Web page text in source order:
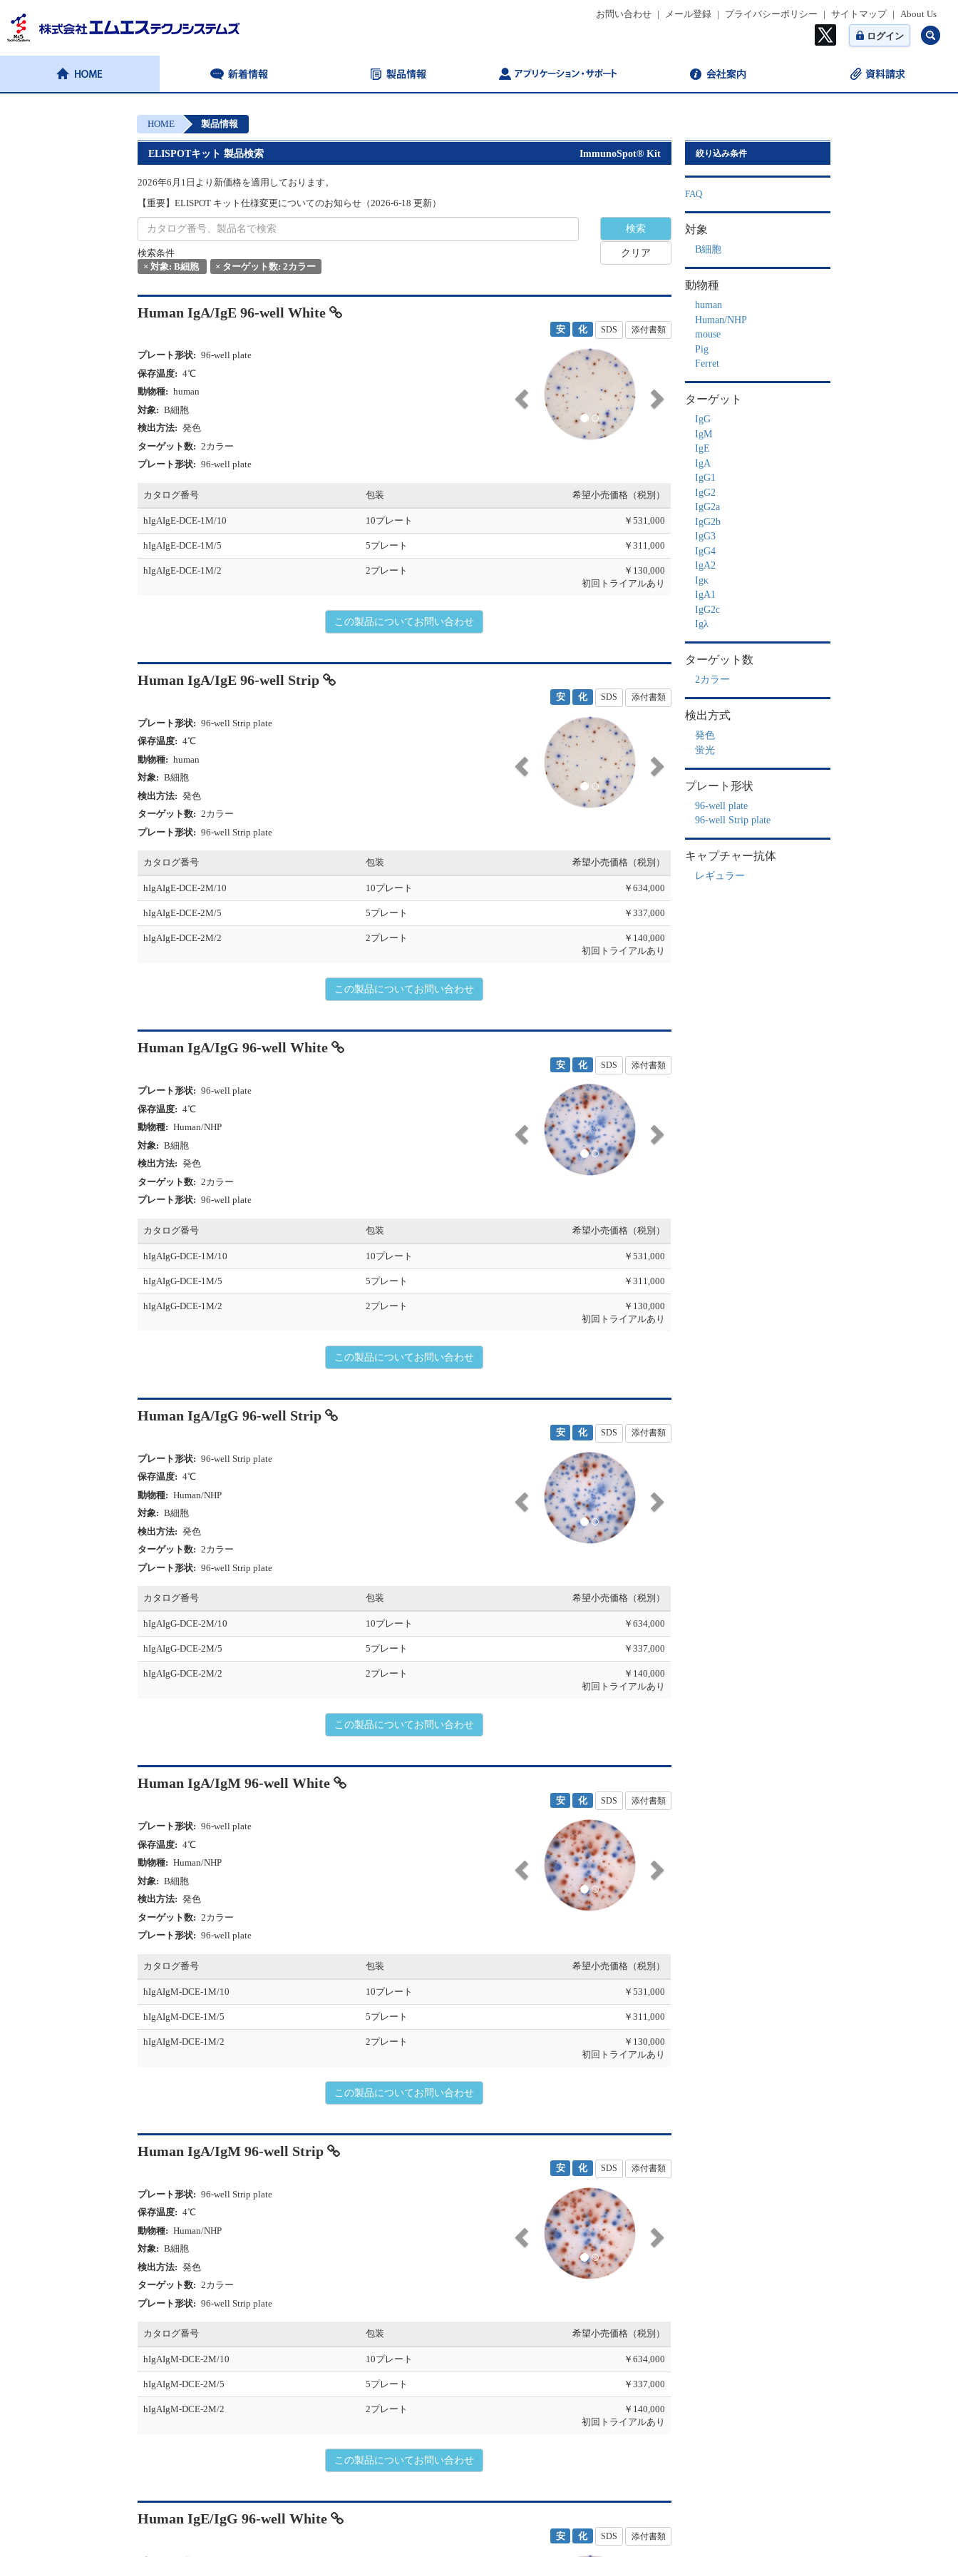
お問い合わせ | メール登録 | プライバシーポリシー | サイトマップ | About Us
ログイン
HOME 製品情報
ImmunoSpot® Kit
ELISPOTキット 製品検索
2026年6月1日より新価格を適用しております。
【重要】ELISPOT キット仕様変更についてのお知らせ（2026-6-18 更新）
検索条件
× 対象: B細胞 × ターゲット数: 2カラー
クリア
Human IgA/IgE 96-well White
安 化 SDS 添付書類
プレート形状: 96-well plate
保存温度: 4℃
動物種: human
対象: B細胞
検出方法: 発色
ターゲット数: 2カラー
プレート形状: 96-well plate
v
i
t
カタログ番号 包装 希望小売価格（税別）
hIgAIgE-DCE-1M/10 10プレート ￥531,000
hIgAIgE-DCE-1M/5 5プレート ￥311,000
hIgAIgE-DCE-1M/2 2プレート
￥130,000
初回トライアルあり
この製品についてお問い合わせ
Human IgA/IgE 96-well Strip
安 化 SDS 添付書類
プレート形状: 96-well Strip plate
保存温度: 4℃
動物種: human
対象: B細胞
検出方法: 発色
ターゲット数: 2カラー
プレート形状: 96-well Strip plate
v
i
t
カタログ番号 包装 希望小売価格（税別）
hIgAIgE-DCE-2M/10 10プレート ￥634,000
hIgAIgE-DCE-2M/5 5プレート ￥337,000
hIgAIgE-DCE-2M/2 2プレート
￥140,000
初回トライアルあり
この製品についてお問い合わせ
Human IgA/IgG 96-well White
安 化 SDS 添付書類
プレート形状: 96-well plate
保存温度: 4℃
動物種: Human/NHP
対象: B細胞
検出方法: 発色
ターゲット数: 2カラー
プレート形状: 96-well plate
v
i
t
カタログ番号 包装 希望小売価格（税別）
hIgAIgG-DCE-1M/10 10プレート ￥531,000
hIgAIgG-DCE-1M/5 5プレート ￥311,000
hIgAIgG-DCE-1M/2 2プレート
￥130,000
初回トライアルあり
この製品についてお問い合わせ
Human IgA/IgG 96-well Strip
安 化 SDS 添付書類
プレート形状: 96-well Strip plate
保存温度: 4℃
動物種: Human/NHP
対象: B細胞
検出方法: 発色
ターゲット数: 2カラー
プレート形状: 96-well Strip plate
v
i
t
カタログ番号 包装 希望小売価格（税別）
hIgAIgG-DCE-2M/10 10プレート ￥634,000
hIgAIgG-DCE-2M/5 5プレート ￥337,000
hIgAIgG-DCE-2M/2 2プレート
￥140,000
初回トライアルあり
この製品についてお問い合わせ
Human IgA/IgM 96-well White
安 化 SDS 添付書類
プレート形状: 96-well plate
保存温度: 4℃
動物種: Human/NHP
対象: B細胞
検出方法: 発色
ターゲット数: 2カラー
プレート形状: 96-well plate
v
i
t
カタログ番号 包装 希望小売価格（税別）
hIgAIgM-DCE-1M/10 10プレート ￥531,000
hIgAIgM-DCE-1M/5 5プレート ￥311,000
hIgAIgM-DCE-1M/2 2プレート
￥130,000
初回トライアルあり
この製品についてお問い合わせ
Human IgA/IgM 96-well Strip
安 化 SDS 添付書類
プレート形状: 96-well Strip plate
保存温度: 4℃
動物種: Human/NHP
対象: B細胞
検出方法: 発色
ターゲット数: 2カラー
プレート形状: 96-well Strip plate
v
i
t
カタログ番号 包装 希望小売価格（税別）
hIgAIgM-DCE-2M/10 10プレート ￥634,000
hIgAIgM-DCE-2M/5 5プレート ￥337,000
hIgAIgM-DCE-2M/2 2プレート
￥140,000
初回トライアルあり
この製品についてお問い合わせ
Human IgE/IgG 96-well White
安 化 SDS 添付書類
絞り込み条件
FAQ
対象
B細胞
動物種
human
Human/NHP
mouse
Pig
Ferret
ターゲット
IgG
IgM
IgE
IgA
IgG1
IgG2
IgG2a
IgG2b
IgG3
IgG4
IgA2
Igκ
IgA1
IgG2c
Igλ
ターゲット数
2カラー
検出方式
発色
蛍光
プレート形状
96-well plate
96-well Strip plate
キャプチャー抗体
レギュラー